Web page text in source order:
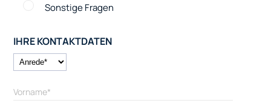
Sonstige Fragen
IHRE KONTAKTDATEN